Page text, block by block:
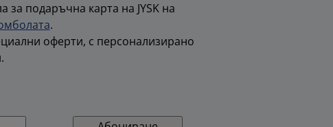
за подаръчна карта на JYSK на
.
оферти, с персонализирано